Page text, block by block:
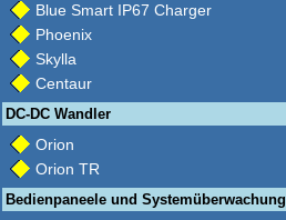
Blue Smart IP67 Charger
Phoenix
Skylla
Centaur
DC-DC Wandler
Orion
Orion TR
Bedienpaneele und Systemüberwachung